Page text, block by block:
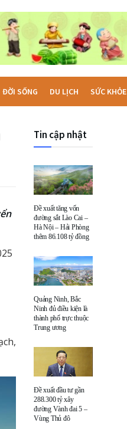
ĐỜI SỐNG DU LỊCH SỨC KHỎE
Tin cập nhật
Đề xuất tăng vốn
đường sắt Lào Cai –
Hà Nội – Hải Phòng
thêm 86.108 tỷ đồng
Quảng Ninh, Bắc
Ninh đủ điều kiện là
thành phố trực thuộc
Trung ương
Đề xuất đầu tư gần
288.300 tỷ xây
đường Vành đai 5 –
Vùng Thủ đô